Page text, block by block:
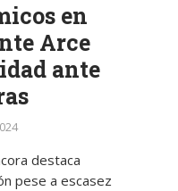
en
Arce
ante
destaca
pese a escasez